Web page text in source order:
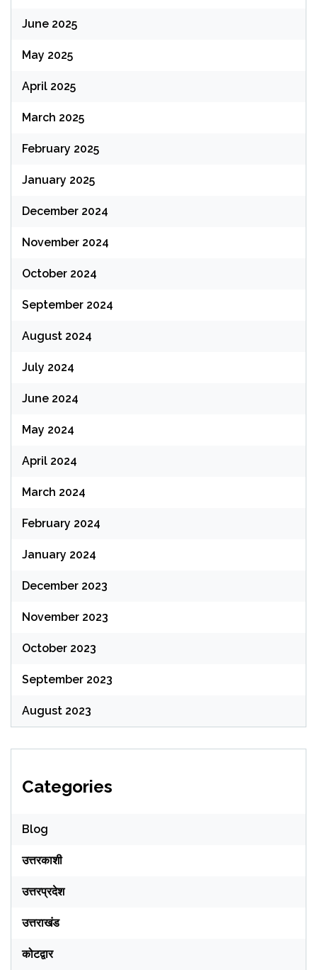
June 2025
May 2025
April 2025
March 2025
February 2025
January 2025
December 2024
November 2024
October 2024
September 2024
August 2024
July 2024
June 2024
May 2024
April 2024
March 2024
February 2024
January 2024
December 2023
November 2023
October 2023
September 2023
August 2023
Categories
Blog
उत्तरकाशी
उत्तरप्रदेश
उत्तराखंड
कोटद्वार